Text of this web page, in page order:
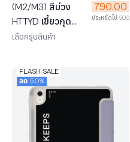
(M2/M3) สีม่วง
HTTYD เขี้ยวกุด
เรียงสาม
790.00
ประหยัดไป 500
เลือกรุ่นสินค้า
FLASH SALE
ลด 50%